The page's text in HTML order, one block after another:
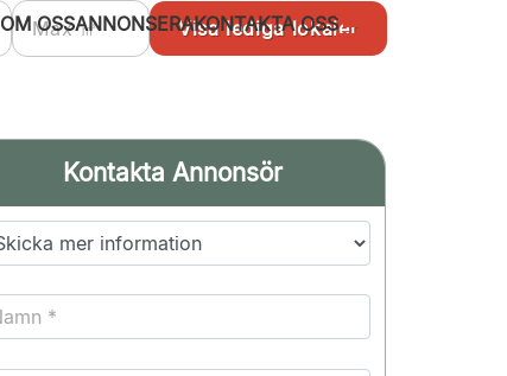
OM OSSANNONSERAKONTAKTA OSS
Kontakta Annonsör